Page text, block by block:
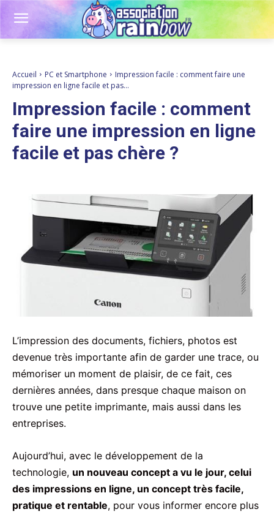
Accueil PC et Smartphone
Impression facile : comment faire une
impression en ligne facile et pas...
Impression facile : comment
faire une impression en ligne
facile et pas chère ?
L’impression des documents, fichiers, photos est
devenue très importante afin de garder une trace, ou
mémoriser un moment de plaisir, de ce fait, ces
dernières années, dans presque chaque maison on
trouve une petite imprimante, mais aussi dans les
entreprises.
Aujourd’hui, avec le développement de la
technologie, un nouveau concept a vu le jour, celui
des impressions en ligne, un concept très facile,
pratique et rentable, pour vous informer encore plus